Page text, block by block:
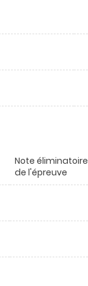
Note éliminatoire
de l'épreuve